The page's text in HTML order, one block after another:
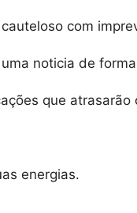
com
noticia de
que atrasarão
energias.